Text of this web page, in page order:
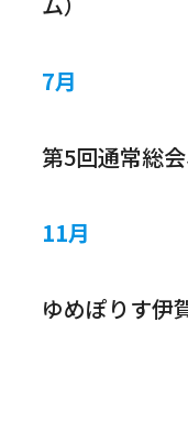
7月
第5回通常総
11月
ゆめぽりす伊